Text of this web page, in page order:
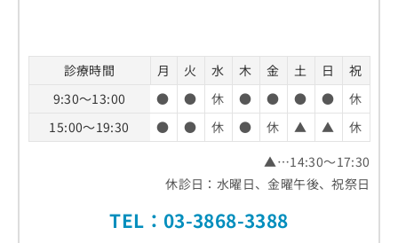
診療時間 月 火 水 木 金 土 日
祝
9:30～13:00
● ● 休 ● ● ● ●
休
15:00～19:30
● ● 休 ● 休 ▲ ▲
休
▲…14:30～17:30
休診日：水曜日、金曜午後、祝祭日
TEL：03-3868-3388